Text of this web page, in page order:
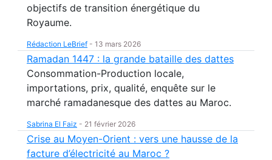
objectifs de transition énergétique du
Royaume.
Rédaction LeBrief - 13 mars 2026
Ramadan 1447 : la grande bataille des dattes
Consommation-Production locale,
importations, prix, qualité, enquête sur le
marché ramadanesque des dattes au Maroc.
Sabrina El Faiz - 21 février 2026
Crise au Moyen-Orient : vers une hausse de la
facture d’électricité au Maroc ?